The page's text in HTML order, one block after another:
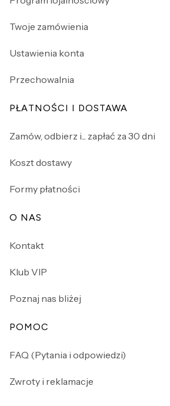
Twoje zamówienia
Ustawienia konta
Przechowalnia
PŁATNOŚCI I DOSTAWA
Zamów, odbierz i... zapłać za 30 dni
Koszt dostawy
Formy płatności
O NAS
Kontakt
Klub VIP
Poznaj nas bliżej
POMOC
FAQ (Pytania i odpowiedzi)
Zwroty i reklamacje